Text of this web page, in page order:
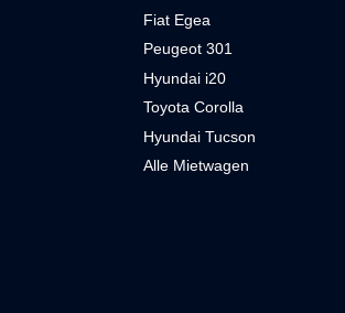
Fiat Egea
Peugeot 301
Hyundai i20
Toyota Corolla
Hyundai Tucson
Alle Mietwagen